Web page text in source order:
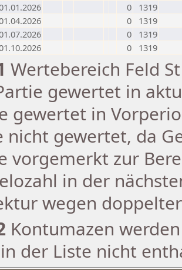
0
1319
0
1319
0
1319
0 1319
Wertebereich Feld
gewertet in
gewertet in
nicht gewertet, da
vorgemerkt zur
in der
wegen
Kontumazen
der Liste nicht